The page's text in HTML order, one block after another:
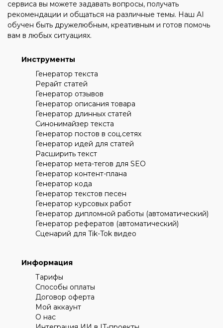
сервиса вы можете задавать вопросы, получать
рекомендации и общаться на различные темы. Наш AI
обучен быть дружелюбным, креативным и готов помочь
вам в любых ситуациях.
Инструменты
Генератор текста
Рерайт статей
Генератор отзывов
Генератор описания товара
Генератор длинных статей
Синонимайзер текста
Генератор постов в соц.сетях
Генератор идей для статей
Расширить текст
Генератор мета-тегов для SEO
Генератор контент-плана
Генератор кода
Генератор текстов песен
Генератор курсовых работ
Генератор дипломной работы (автоматический)
Генератор рефератов (автоматический)
Сценарий для Tik-Tok видео
Информация
Тарифы
Способы оплаты
Договор оферта
Мой аккаунт
О нас